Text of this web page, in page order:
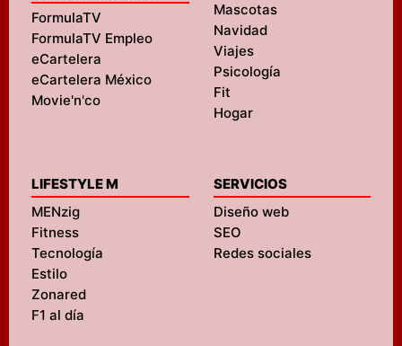
FormulaTV
FormulaTV Empleo
eCartelera
eCartelera México
Movie'n'co
Mascotas
Navidad
Viajes
Psicología
Fit
Hogar
LIFESTYLE M
MENzig
Fitness
Tecnología
Estilo
Zonared
F1 al día
SERVICIOS
Diseño web
SEO
Redes sociales